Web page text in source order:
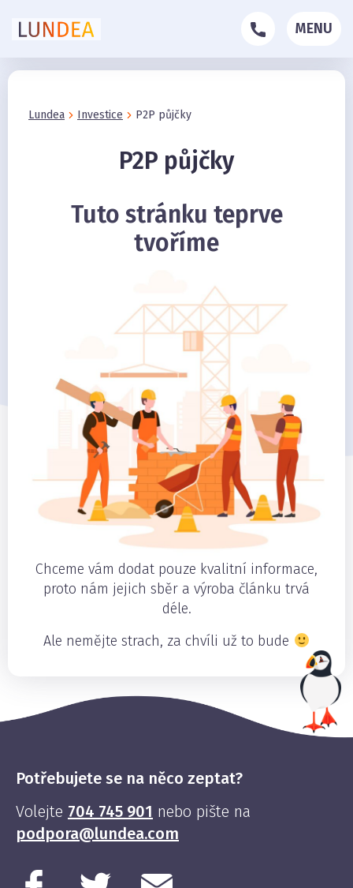
MENU
Lundea Investice P2P půjčky
P2P půjčky
Tuto stránku teprve
tvoříme
Chceme vám dodat pouze kvalitní informace,
proto nám jejich sběr a výroba článku trvá
déle.
Ale nemějte strach, za chvíli už to bude
Potřebujete se na něco zeptat?
Volejte 704 745 901 nebo pište na
podpora@lundea.com